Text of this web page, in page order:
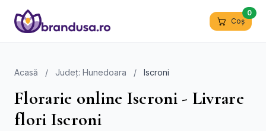
Coș
0
Acasă / Județ: Hunedoara / Iscroni
Florarie online Iscroni - Livrare
flori Iscroni